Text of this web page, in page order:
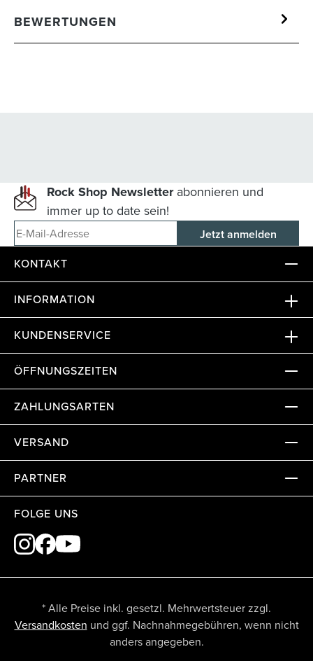
BEWERTUNGEN
Rock Shop Newsletterabonnieren und
immer up to date sein!
E-Mail-Adresse
KONTAKT
INFORMATION
KUNDENSERVICE
ÖFFNUNGSZEITEN
ZAHLUNGSARTEN
VERSAND
PARTNER
FOLGE UNS
* Alle Preise inkl. gesetzl. Mehrwertsteuer zzgl.
Versandkosten und ggf. Nachnahmegebühren, wenn nicht
anders angegeben.